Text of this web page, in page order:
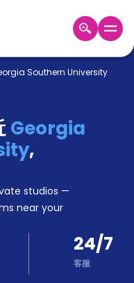
Southern University
Georgia
,
studios —
near your
24/7
客服